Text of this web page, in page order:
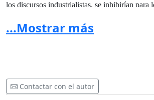
los discursos industrialistas, se inhibirían para
desarrollo económico, utilizadas
En lo inmediato, es preciso contraponer
que debe negociar ahora o nunca), posibles
...Mostrar más
Contactar con el autor